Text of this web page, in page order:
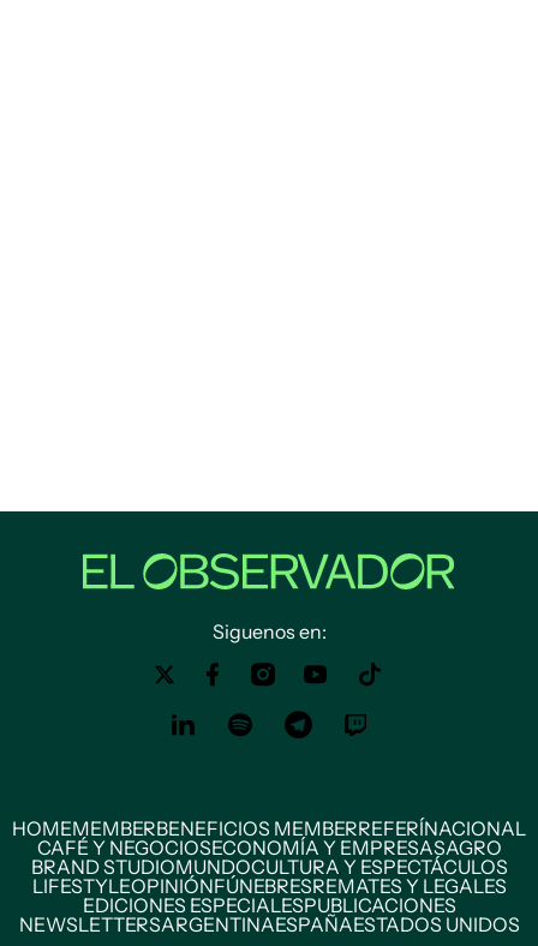
Siguenos en:
HOMEMEMBERBENEFICIOS MEMBERREFERÍNACIONAL
CAFÉ Y NEGOCIOSECONOMÍA Y EMPRESASAGRO
BRAND STUDIOMUNDOCULTURA Y ESPECTÁCULOS
LIFESTYLEOPINIÓNFÚNEBRESREMATES Y LEGALES
EDICIONES ESPECIALESPUBLICACIONES
NEWSLETTERSARGENTINAESPAÑAESTADOS UNIDOS